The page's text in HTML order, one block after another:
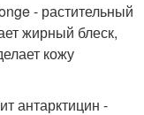
- растительный
жирный блеск,
кожу
антарктицин -